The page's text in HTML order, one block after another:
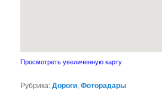
Просмотреть увеличенную карту
Рубрика:Дороги,Фоторадары